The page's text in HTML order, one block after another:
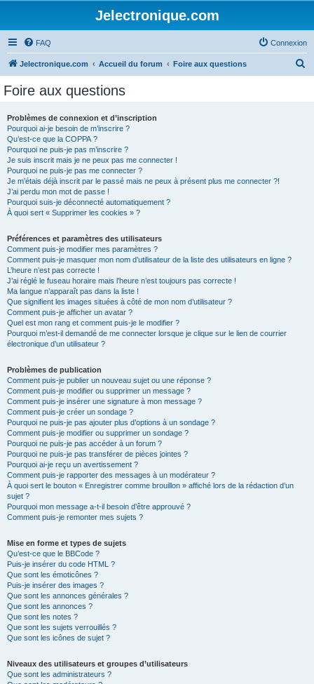
Jelectronique.com
FAQ Connexion
Jelectronique.com Accueil du forum Foire aux questions
Foire aux questions
Problèmes de connexion et d’inscription
Pourquoi ai-je besoin de m’inscrire ?
Qu’est-ce que la COPPA ?
Pourquoi ne puis-je pas m’inscrire ?
Je suis inscrit mais je ne peux pas me connecter !
Pourquoi ne puis-je pas me connecter ?
Je m’étais déjà inscrit par le passé mais ne peux à présent plus me connecter ?!
J’ai perdu mon mot de passe !
Pourquoi suis-je déconnecté automatiquement ?
À quoi sert « Supprimer les cookies » ?
Préférences et paramètres des utilisateurs
Comment puis-je modifier mes paramètres ?
Comment puis-je masquer mon nom d’utilisateur de la liste des utilisateurs en ligne ?
L’heure n’est pas correcte !
J’ai réglé le fuseau horaire mais l’heure n’est toujours pas correcte !
Ma langue n’apparaît pas dans la liste !
Que signifient les images situées à côté de mon nom d’utilisateur ?
Comment puis-je afficher un avatar ?
Quel est mon rang et comment puis-je le modifier ?
Pourquoi m’est-il demandé de me connecter lorsque je clique sur le lien de courrier
électronique d’un utilisateur ?
Problèmes de publication
Comment puis-je publier un nouveau sujet ou une réponse ?
Comment puis-je modifier ou supprimer un message ?
Comment puis-je insérer une signature à mon message ?
Comment puis-je créer un sondage ?
Pourquoi ne puis-je pas ajouter plus d’options à un sondage ?
Comment puis-je modifier ou supprimer un sondage ?
Pourquoi ne puis-je pas accéder à un forum ?
Pourquoi ne puis-je pas transférer de pièces jointes ?
Pourquoi ai-je reçu un avertissement ?
Comment puis-je rapporter des messages à un modérateur ?
À quoi sert le bouton « Enregistrer comme brouillon » affiché lors de la rédaction d’un
sujet ?
Pourquoi mon message a-t-il besoin d’être approuvé ?
Comment puis-je remonter mes sujets ?
Mise en forme et types de sujets
Qu’est-ce que le BBCode ?
Puis-je insérer du code HTML ?
Que sont les émoticônes ?
Puis-je insérer des images ?
Que sont les annonces générales ?
Que sont les annonces ?
Que sont les notes ?
Que sont les sujets verrouillés ?
Que sont les icônes de sujet ?
Niveaux des utilisateurs et groupes d’utilisateurs
Que sont les administrateurs ?